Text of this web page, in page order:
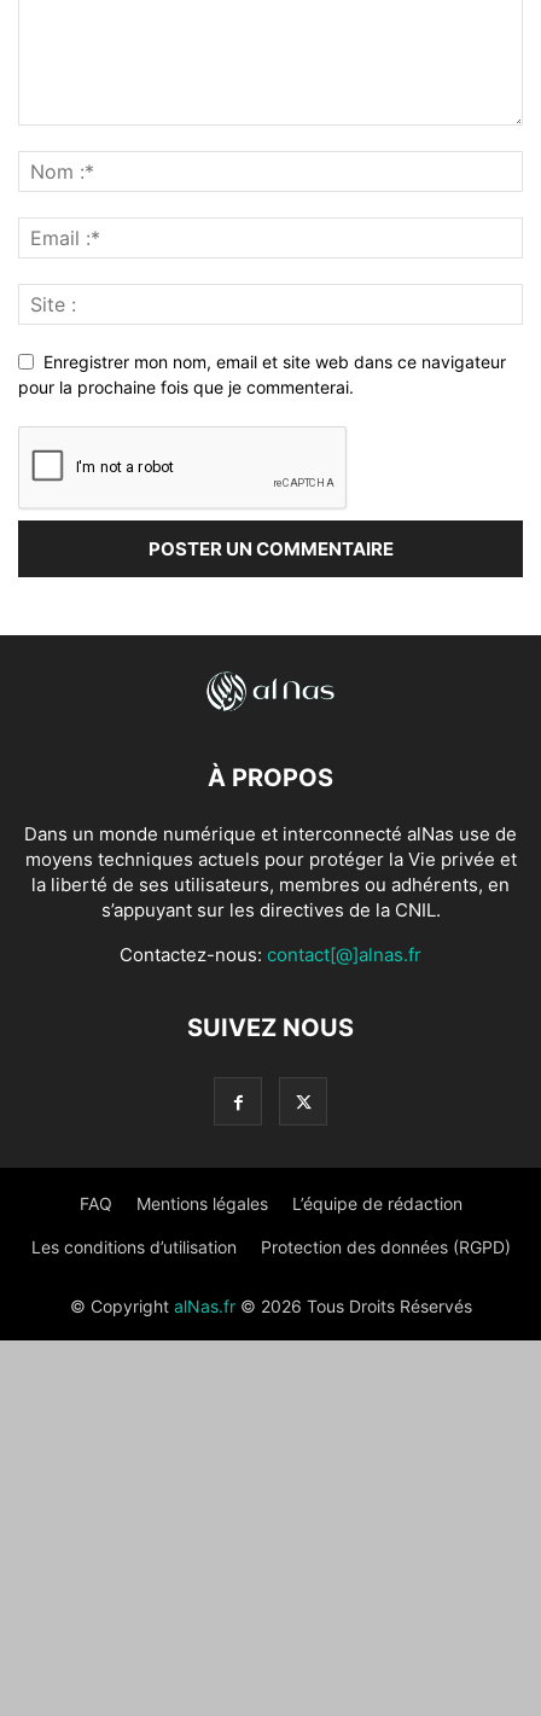
Enregistrer mon nom, email et site web dans ce navigateur
pour la prochaine fois que je commenterai.
À PROPOS
Dans un monde numérique et interconnecté alNas use de
moyens techniques actuels pour protéger la Vie privée et
la liberté de ses utilisateurs, membres ou adhérents, en
s’appuyant sur les directives de la CNIL.
Contactez-nous: contact[@]alnas.fr
SUIVEZ NOUS
FAQ Mentions légales L’équipe de rédaction
Les conditions d’utilisation Protection des données (RGPD)
© Copyright alNas.fr© 2026 Tous Droits Réservés